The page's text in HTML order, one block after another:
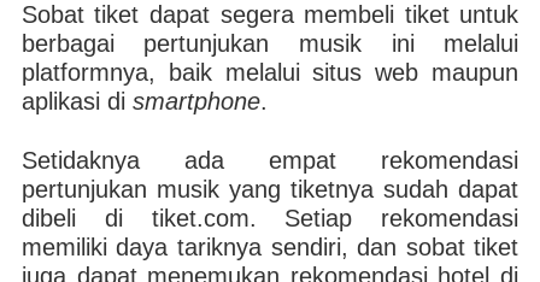
Sobat tiket dapat segera membeli tiket untuk
berbagai pertunjukan musik ini melalui
platformnya, baik melalui situs web maupun
aplikasi di smartphone.
Setidaknya ada empat rekomendasi
pertunjukan musik yang tiketnya sudah dapat
dibeli di tiket.com. Setiap rekomendasi
memiliki daya tariknya sendiri, dan sobat tiket
juga dapat menemukan rekomendasi hotel di